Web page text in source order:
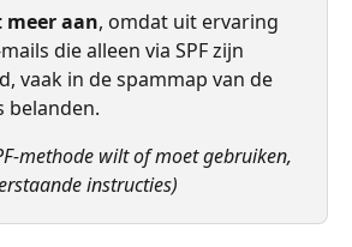
meer aan, omdat uit ervaring
die alleen via SPF zijn
vaak in de spammap van de
belanden.
methode wilt of moet gebruiken,
instructies)